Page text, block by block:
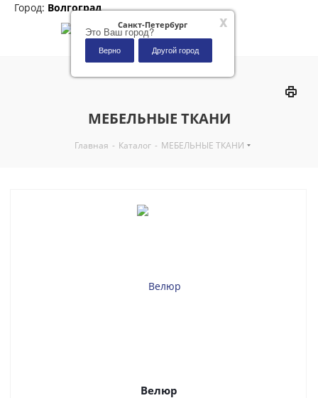
x
Санкт-Петербург
Это Ваш город?
Верно Другой город
Город: Волгоград
МЕБЕЛЬНЫЕ ТКАНИ
Главная - Каталог - МЕБЕЛЬНЫЕ ТКАНИ
Велюр